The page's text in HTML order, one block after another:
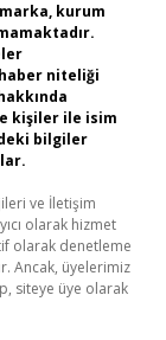
kurum
niteliği
kişiler ile isim
bilgiler
ve İletişim
olarak hizmet
olarak denetleme
Ancak, üyelerimiz
siteye üye olarak